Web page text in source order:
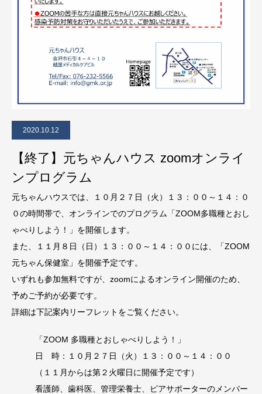
2020.10.12
【終了】元ちゃんハウス zoomオンライ
ンプログラム
元ちゃんハウスでは、１０月２７日（火）１３：００～１４：０
０の時間帯で、オンラインでのプログラム「ZOOM多職種とおし
ゃべりしよう！」を開催します。
また、１１月８日（日）１３：００～１４：００には、「ZOOM
元ちゃん保健室」を開催予定です。
いずれも参加無料ですが、zoomによるオンライン開催のため、
予めご予約が必要です。
詳細は下記案内リーフレットをご覧ください。
「ZOOM 多職種とおしゃべりしよう！」
日 時：１０月２７日（火）１３：００～１４：００
（１１月からは第２火曜日に開催予定です）
看護師、歯科医、管理栄養士、ピアサポーターのメンバー